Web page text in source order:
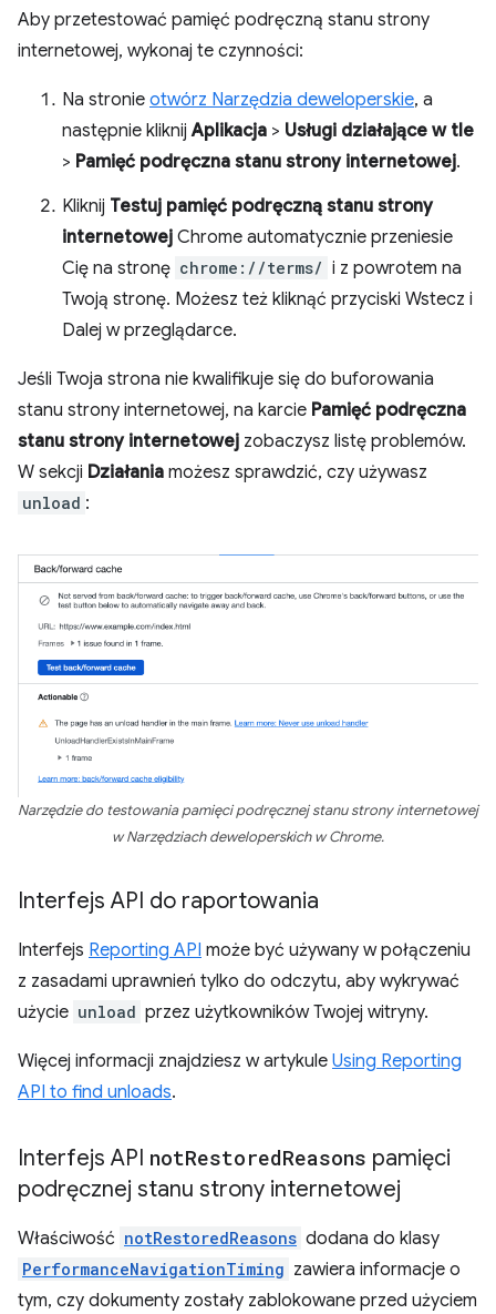
Aby przetestować pamięć podręczną stanu strony
internetowej, wykonaj te czynności:
Na stronie otwórz Narzędzia deweloperskie, a
następnie kliknijAplikacja > Usługi działające w tle
> Pamięć podręczna stanu strony internetowej.
Kliknij Testuj pamięć podręczną stanu strony
internetowej Chrome automatycznie przeniesie
Cię na stronę chrome://terms/ i z powrotem na
Twoją stronę. Możesz też kliknąć przyciski Wstecz i
Dalej w przeglądarce.
Jeśli Twoja strona nie kwalifikuje się do buforowania
stanu strony internetowej, na karcie Pamięć podręczna
stanu strony internetowej zobaczysz listę problemów.
W sekcji Działania możesz sprawdzić, czy używasz
unload :
Narzędzie do testowania pamięci podręcznej stanu strony internetowej
w Narzędziach deweloperskich w Chrome.
Interfejs API do raportowania
Interfejs Reporting API może być używany w połączeniu
z zasadami uprawnień tylko do odczytu, aby wykrywać
użycie unload przez użytkowników Twojej witryny.
Więcej informacji znajdziesz w artykule Using Reporting
API to find unloads.
Interfejs API notRestoredReasons pamięci
podręcznej stanu strony internetowej
Właściwość notRestoredReasons dodana do klasy
PerformanceNavigationTiming zawiera informacje o
tym, czy dokumenty zostały zablokowane przed użyciem